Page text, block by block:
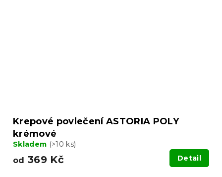
Krepové povlečení ASTORIA POLY
krémové
Skladem (>10 ks)
od 369 Kč Detail